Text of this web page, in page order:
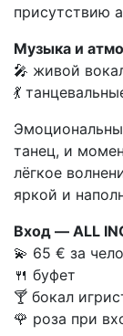
присутствию
Музыка и
🎤 живой
💃
танец, и
лёгкое
яркой и
Вход — ALL
💫 65 € за
🍴 буфет
🍸 бокал
🌹 роза при